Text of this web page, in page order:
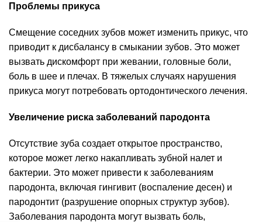
Проблемы прикуса
Смещение соседних зубов может изменить прикус, что
приводит к дисбалансу в смыкании зубов. Это может
вызвать дискомфорт при жевании, головные боли,
боль в шее и плечах. В тяжелых случаях нарушения
прикуса могут потребовать ортодонтического лечения.
Увеличение риска заболеваний пародонта
Отсутствие зуба создает открытое пространство,
которое может легко накапливать зубной налет и
бактерии. Это может привести к заболеваниям
пародонта, включая гингивит (воспаление десен) и
пародонтит (разрушение опорных структур зубов).
Заболевания пародонта могут вызвать боль,